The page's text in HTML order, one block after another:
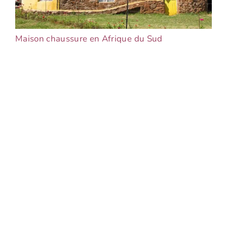
Maison chaussure en Afrique du Sud